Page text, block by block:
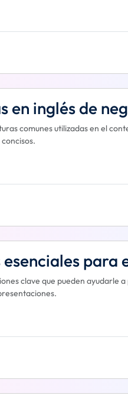
en inglés de
comunes utilizadas en el
esenciales para
clave que pueden ayudarle